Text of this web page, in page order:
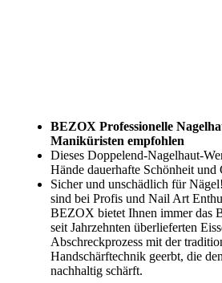
BEZOX Professionelle
Maniküristen empfohlen
Dieses Doppelend-Nagelhaut-
Hände dauerhafte Schönheit und
Sicher und unschädlich für
sind bei Profis und Nail Art
BEZOX bietet Ihnen immer das
seit Jahrzehnten überlieferten
Abschreckprozess mit der
Handschärftechnik geerbt, die
nachhaltig schärft.